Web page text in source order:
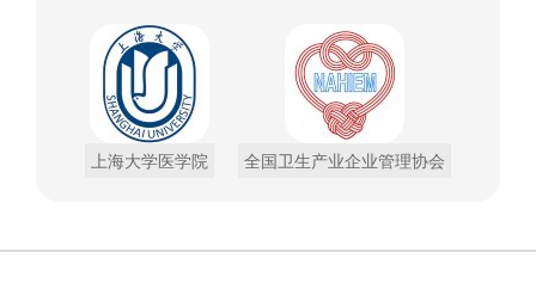
上海大学医学院 全国卫生产业企业管理协会